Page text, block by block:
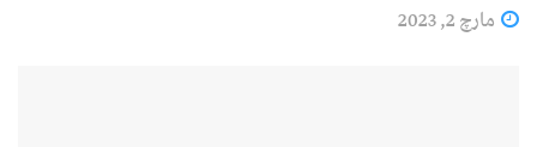
مارچ 2, 2023